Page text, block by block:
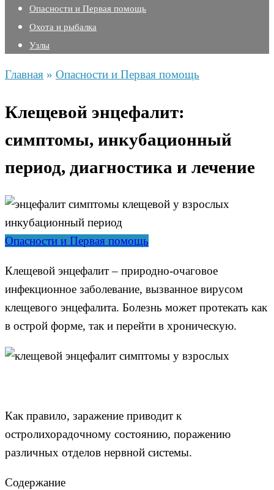
Опасности и Первая помощь
Охота и рыбалка
Узлы
Главная » Опасности и Первая помощь
Клещевой энцефалит:
симптомы, инкубационный
период, диагностика и лечение
Опасности и Первая помощь
Клещевой энцефалит – природно-очаговое
инфекционное заболевание, вызванное вирусом
клещевого энцефалита. Болезнь может протекать как
в острой форме, так и перейти в хроническую.
Как правило, заражение приводит к
остролихорадочному состоянию, поражению
различных отделов нервной системы.
Содержание